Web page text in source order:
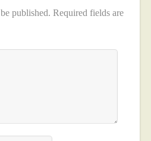
published. Required fields are